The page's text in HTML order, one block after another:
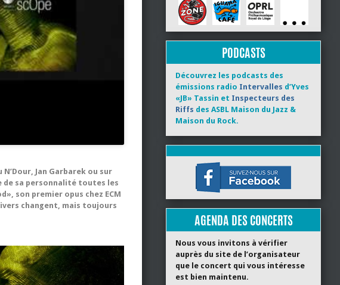
Jan Garbarek ou sur
de sa personnalité toutes les
son premier opus chez ECM
changent, mais toujours
PODCASTS
Découvrez les podcasts des
émissions radio Intervalles d’Yves
«JB» Tassin et Inspecteurs des
Riffs des ASBL Maison du Jazz &
Maison du Rock.
AGENDA DES CONCERTS
Nous vous invitons à vérifier
auprès du site de l’organisateur
que le concert qui vous intéresse
est bien maintenu.